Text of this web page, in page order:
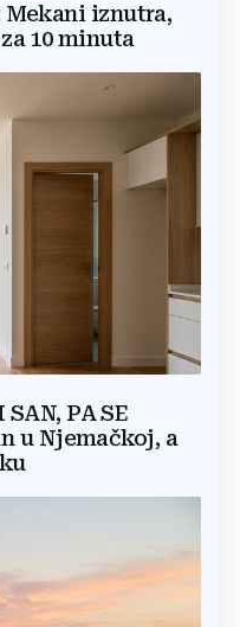
iznutra,
10 minuta
PA SE
u Njemačkoj, a